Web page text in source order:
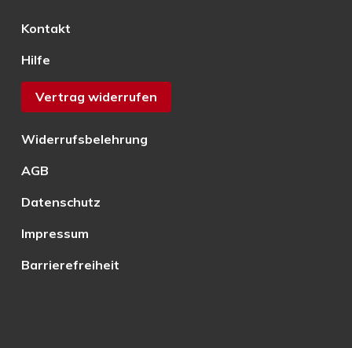
Kontakt
Hilfe
Vertrag widerrufen
Widerrufsbelehrung
AGB
Datenschutz
Impressum
Barrierefreiheit